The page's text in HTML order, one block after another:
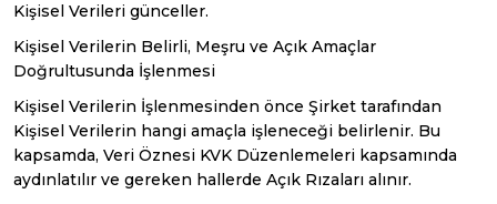
Kişisel Verileri günceller.
Kişisel Verilerin Belirli, Meşru ve Açık Amaçlar
Doğrultusunda İşlenmesi
Kişisel Verilerin İşlenmesinden önce Şirket tarafından
Kişisel Verilerin hangi amaçla işleneceği belirlenir. Bu
kapsamda, Veri Öznesi KVK Düzenlemeleri kapsamında
aydınlatılır ve gereken hallerde Açık Rızaları alınır.